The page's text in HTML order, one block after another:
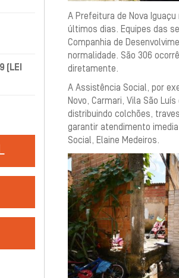
(LEI
A Prefeitura de Nova
últimos dias. Equipes das
Companhia de
normalidade. São 306
diretamente.
A Assistência Social, por
Novo, Carmari, Vila São
distribuindo colchões,
garantir atendimento
Social, Elaine Medeiros.